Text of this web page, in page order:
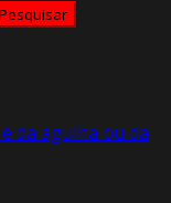
da agulha ou da